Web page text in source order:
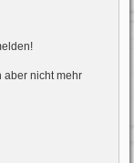
aber nicht mehr